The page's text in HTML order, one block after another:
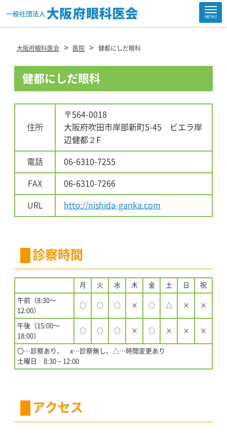
MENU
大阪府眼科医会 > 医院 > 健都にしだ眼科
健都にしだ眼科
住所
〒564-0018
大阪府吹田市岸部新町5-45 ビエラ岸
辺健都２F
電話 06-6310-7255
FAX 06-6310-7266
URL http://nishida-ganka.com
診察時間
月 火 水 木 金 土 日 祝
午前（8:30〜
12:00）
○ ○ ○ × ○ △ × ×
午後（15:00〜
18:00）
○ ○ ○ × ○ × × ×
〇…診察あり、 x…診察無し、△…時間変更あり
土曜日 8:30 – 12:00
アクセス
Site
Footer